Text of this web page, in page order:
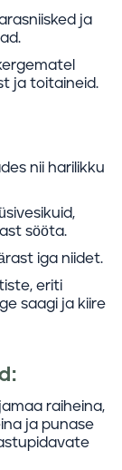
ja
ja toitaineid.
nii harilikku
sööta.
iga niidet.
eriti
saagi ja kiire
raiheina,
ja punase